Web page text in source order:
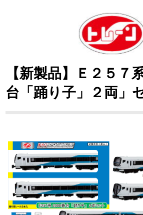
【新製品】Ｅ２５７
台「踊り子」２両」